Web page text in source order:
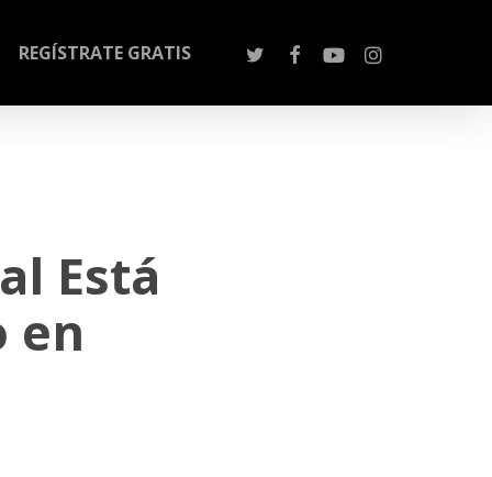
REGÍSTRATE GRATIS
Está
en